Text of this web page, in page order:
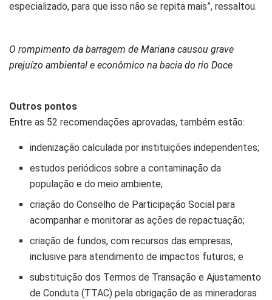
especializado, para que isso não se repita mais”, ressaltou.
O rompimento da barragem de Mariana causou grave
prejuízo ambiental e econômico na bacia do rio Doce
Outros pontos
Entre as 52 recomendações aprovadas, também estão:
indenização calculada por instituições independentes;
estudos periódicos sobre a contaminação da
população e do meio ambiente;
criação do Conselho de Participação Social para
acompanhar e monitorar as ações de repactuação;
criação de fundos, com recursos das empresas,
inclusive para atendimento de impactos futuros; e
substituição dos Termos de Transação e Ajustamento
de Conduta (TTAC) pela obrigação de as mineradoras